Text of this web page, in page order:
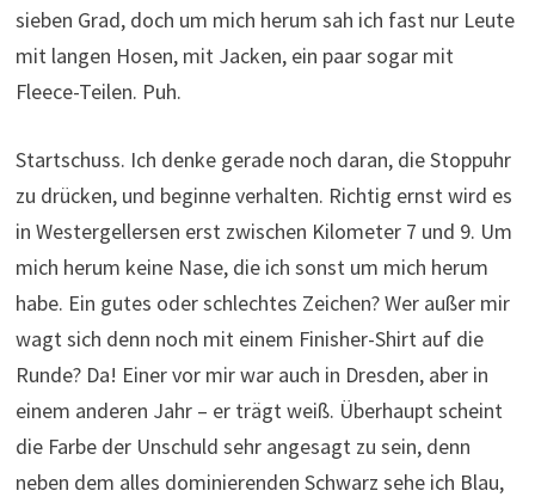
sieben Grad, doch um mich herum sah ich fast nur Leute
mit langen Hosen, mit Jacken, ein paar sogar mit
Fleece-Teilen. Puh.
Startschuss. Ich denke gerade noch daran, die Stoppuhr
zu drücken, und beginne verhalten. Richtig ernst wird es
in Westergellersen erst zwischen Kilometer 7 und 9. Um
mich herum keine Nase, die ich sonst um mich herum
habe. Ein gutes oder schlechtes Zeichen? Wer außer mir
wagt sich denn noch mit einem Finisher-Shirt auf die
Runde? Da! Einer vor mir war auch in Dresden, aber in
einem anderen Jahr – er trägt weiß. Überhaupt scheint
die Farbe der Unschuld sehr angesagt zu sein, denn
neben dem alles dominierenden Schwarz sehe ich Blau,